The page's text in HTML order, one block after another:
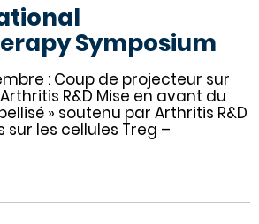
Symposium
: Coup de projecteur sur
R&D Mise en avant du
» soutenu par Arthritis R&D
sur les cellules Treg –